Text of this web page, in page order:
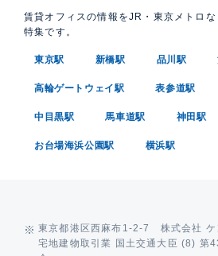
賃貸オフィスの情報をJR・東京メトロ
特集です。
東京駅 新橋駅 品川駅
高輪ゲートウェイ駅 表参道駅
中目黒駅 馬車道駅 神田駅
お台場海浜公園駅 横浜駅
東京都港区西麻布1-2-7 株式会社
宅地建物取引業 国土交通大臣 (8)